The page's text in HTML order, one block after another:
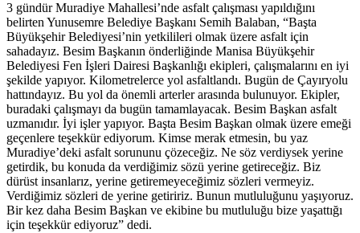
3 gündür Muradiye Mahallesi’nde asfalt çalışması yapıldığını
belirten Yunusemre Belediye Başkanı Semih Balaban, “Başta
Büyükşehir Belediyesi’nin yetkilileri olmak üzere asfalt için
sahadayız. Besim Başkanın önderliğinde Manisa Büyükşehir
Belediyesi Fen İşleri Dairesi Başkanlığı ekipleri, çalışmalarını en iyi
şekilde yapıyor. Kilometrelerce yol asfaltlandı. Bugün de Çayıryolu
hattındayız. Bu yol da önemli arterler arasında bulunuyor. Ekipler,
buradaki çalışmayı da bugün tamamlayacak. Besim Başkan asfalt
uzmanıdır. İyi işler yapıyor. Başta Besim Başkan olmak üzere emeği
geçenlere teşekkür ediyorum. Kimse merak etmesin, bu yaz
Muradiye’deki asfalt sorununu çözeceğiz. Ne söz verdiysek yerine
getirdik, bu konuda da verdiğimiz sözü yerine getireceğiz. Biz
dürüst insanlarız, yerine getiremeyeceğimiz sözleri vermeyiz.
Verdiğimiz sözleri de yerine getiririz. Bunun mutluluğunu yaşıyoruz.
Bir kez daha Besim Başkan ve ekibine bu mutluluğu bize yaşattığı
için teşekkür ediyoruz” dedi.